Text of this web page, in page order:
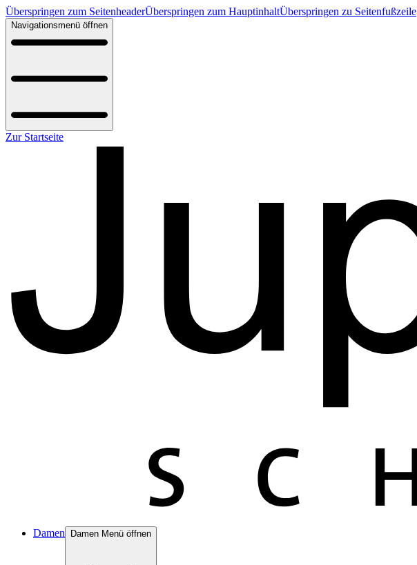
Überspringen zum SeitenheaderÜberspringen zum HauptinhaltÜberspringen zu Seitenfußzeile
Navigationsmenü öffnen
Zur Startseite
Damen Damen Menü öffnen